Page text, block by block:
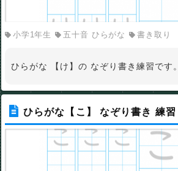
小学1年生 五十音 ひらがな 書き取り
ひらがな 【け】の なぞり書き練習です。
ひらがな【こ】 なぞり書き 練習